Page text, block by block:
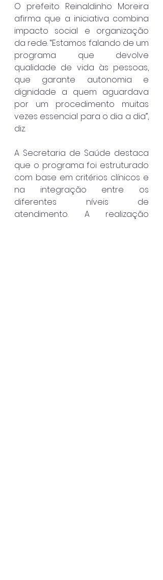
O prefeito Reinaldinho Moreira
afirma que a iniciativa combina
impacto social e organização
da rede. “Estamos falando de um
programa que devolve
qualidade de vida às pessoas,
que garante autonomia e
dignidade a quem aguardava
por um procedimento muitas
vezes essencial para o dia a dia”,
diz.
A Secretaria de Saúde destaca
que o programa foi estruturado
com base em critérios clínicos e
na integração entre os
diferentes níveis de
atendimento. A realização